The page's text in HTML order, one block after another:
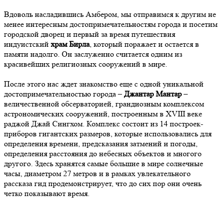
Вдоволь насладившись Амбером, мы отправимся к другим не
менее интересным достопримечательностям города и посетим
городской дворец и первый за время путешествия
индуистский храм Бирла, который поражает и остается в
памяти надолго. Он заслуженно считается одним из
красивейших религиозных сооружений в мире.
После этого нас ждет знакомство еще с одной уникальной
достопримечательностью города –Джантар Мантар–
величественной обсерваторией, грандиозным комплексом
астрономических сооружений, построенным в XVIII веке
раджой Джай Сингхом. Комплекс состоит из 14 построек-
приборов гигантских размеров, которые использовались для
определения времени, предсказания затмений и погоды,
определения расстояния до небесных объектов и многого
другого. Здесь хранятся самые большие в мире солнечные
часы, диаметром 27 метров и в рамках увлекательного
рассказа гид продемонстрирует, что до сих пор они очень
четко показывают время.